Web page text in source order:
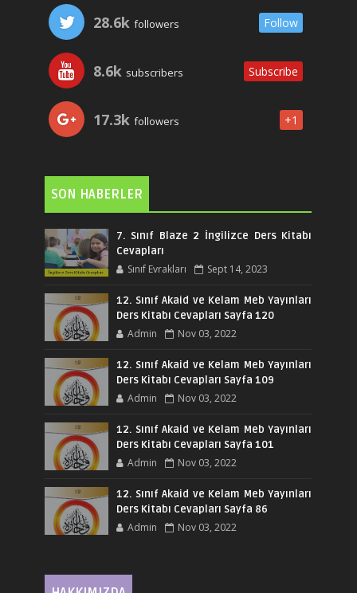
28.6k followers Follow
8.6k subscribers Subscribe
17.3k followers +1
SON HABERLER
7. Sınıf Blaze 2 İngilizce Ders Kitabı
Cevapları
Sınıf Evrakları Sept 14, 2023
12. Sınıf Akaid ve Kelam Meb Yayınları
Ders Kitabı Cevapları Sayfa 120
Admin Nov 03, 2022
12. Sınıf Akaid ve Kelam Meb Yayınları
Ders Kitabı Cevapları Sayfa 109
Admin Nov 03, 2022
12. Sınıf Akaid ve Kelam Meb Yayınları
Ders Kitabı Cevapları Sayfa 101
Admin Nov 03, 2022
12. Sınıf Akaid ve Kelam Meb Yayınları
Ders Kitabı Cevapları Sayfa 86
Admin Nov 03, 2022